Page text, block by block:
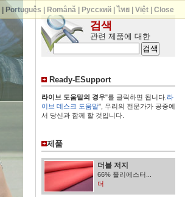
검색
관련 제품에 대한
Ready-ESupport
라이브 도움말의 경우"를 클릭하면 됩니다. 라
이브 데스크 도움말", 우리의 전문가가 공중에
서 당신과 함께 할 것입니다.
제품
더블 저지
66% 폴리에스터...
더
Português Română| Русский| ไทย| Việt| Close